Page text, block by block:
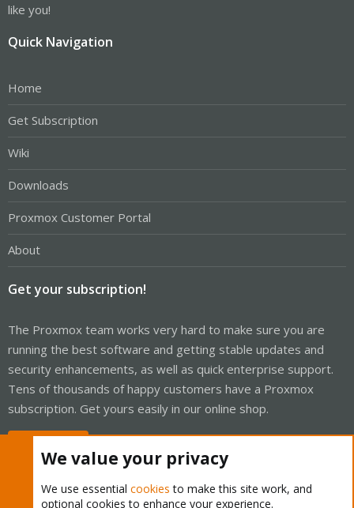
like you!
Quick Navigation
Home
Get Subscription
Wiki
Downloads
Proxmox Customer Portal
About
Get your subscription!
The Proxmox team works very hard to make sure you are
running the best software and getting stable updates and
security enhancements, as well as quick enterprise support.
Tens of thousands of happy customers have a Proxmox
subscription. Get yours easily in our online shop.
We value your privacy
We use essential cookies to make this site work, and
optional cookies to enhance your experience.